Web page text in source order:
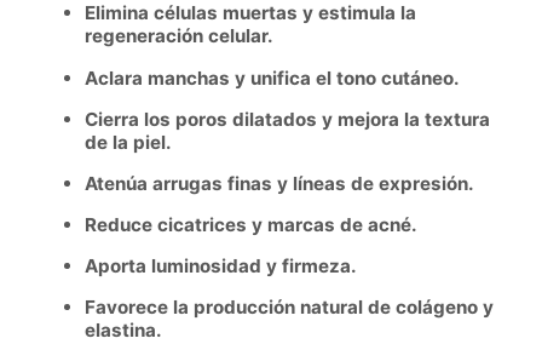
Elimina células muertas y estimula la
regeneración celular.
Aclara manchas y unifica el tono cutáneo.
Cierra los poros dilatados y mejora la textura
de la piel.
Atenúa arrugas finas y líneas de expresión.
Reduce cicatrices y marcas de acné.
Aporta luminosidad y firmeza.
Favorece la producción natural de colágeno y
elastina.